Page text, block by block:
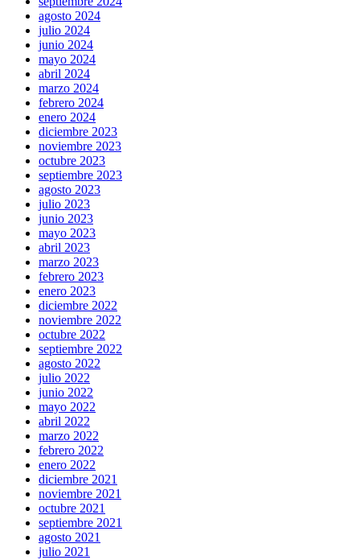
agosto 2024
julio 2024
junio 2024
mayo 2024
abril 2024
marzo 2024
febrero 2024
enero 2024
diciembre 2023
noviembre 2023
octubre 2023
septiembre 2023
agosto 2023
julio 2023
junio 2023
mayo 2023
abril 2023
marzo 2023
febrero 2023
enero 2023
diciembre 2022
noviembre 2022
octubre 2022
septiembre 2022
agosto 2022
julio 2022
junio 2022
mayo 2022
abril 2022
marzo 2022
febrero 2022
enero 2022
diciembre 2021
noviembre 2021
octubre 2021
septiembre 2021
agosto 2021
julio 2021